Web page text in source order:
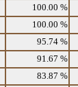
100.00 %
100.00 %
95.74 %
91.67 %
83.87 %